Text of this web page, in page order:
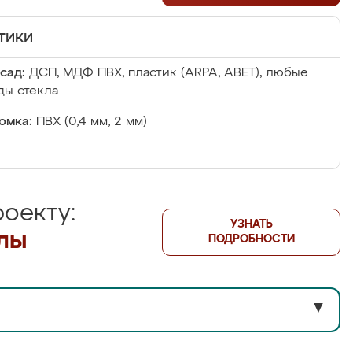
ДСП, МДФ ПВХ, пластик (ARPA, ABET), любые
стекла
ПВХ (0,4 мм, 2 мм)
УЗНАТЬ
ПОДРОБНОСТИ
▼